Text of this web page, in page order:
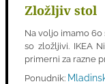
Zložljiv stol
Na voljo imamo 60
so zložljivi. IKEA
primerni za razne
Ponudnik: